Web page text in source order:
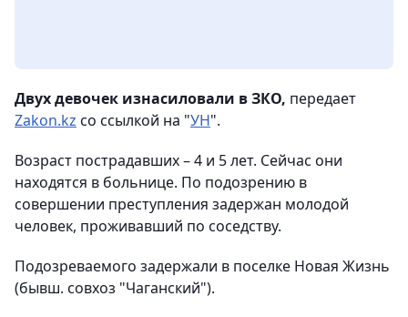
Двух девочек изнасиловали в ЗКО, передает
Zakon.kz со ссылкой на "УН".
Возраст пострадавших – 4 и 5 лет. Сейчас они
находятся в больнице. По подозрению в
совершении преступления задержан молодой
человек, проживавший по соседству.
Подозреваемого задержали в поселке Новая Жизнь
(бывш. совхоз "Чаганский").